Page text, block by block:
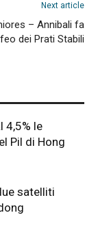
Next article
– Annibali fa
dei Prati Stabili
4,5% le
Pil di Hong
satelliti